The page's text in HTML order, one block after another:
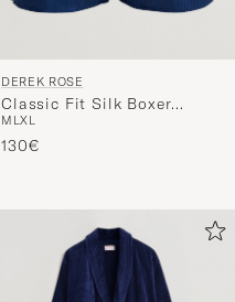
DEREK ROSE
Classic Fit Silk Boxer
Shorts Navy
M LXL
130€